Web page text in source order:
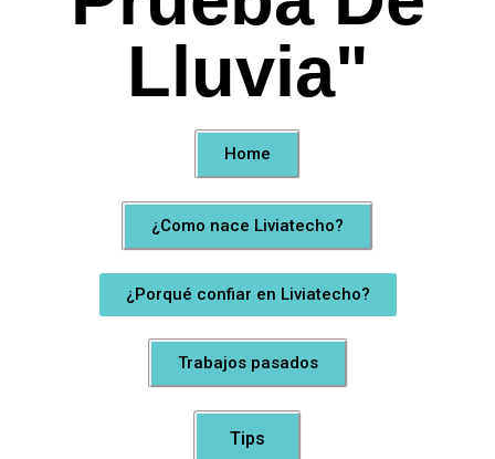
Lluvia"
Home
¿Como nace Liviatecho?
¿Porqué confiar en Liviatecho?
Trabajos pasados
Tips